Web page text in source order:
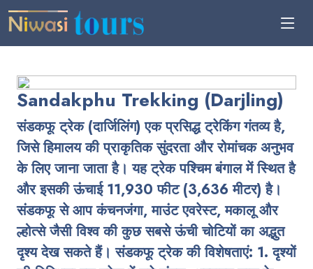
Sandakphu Trekking (Darjling)
संडकफू ट्रेक (दार्जिलिंग) एक प्रसिद्ध ट्रेकिंग गंतव्य है,
जिसे हिमालय की प्राकृतिक सुंदरता और रोमांचक अनुभव
के लिए जाना जाता है। यह ट्रेक पश्चिम बंगाल में स्थित है
और इसकी ऊंचाई 11,930 फीट (3,636 मीटर) है।
संडकफू से आप कंचनजंगा, माउंट एवरेस्ट, मकालू और
ल्होत्से जैसी विश्व की कुछ सबसे ऊंची चोटियों का अद्भुत
दृश्य देख सकते हैं। संडकफू ट्रेक की विशेषताएं: 1. दृश्यों